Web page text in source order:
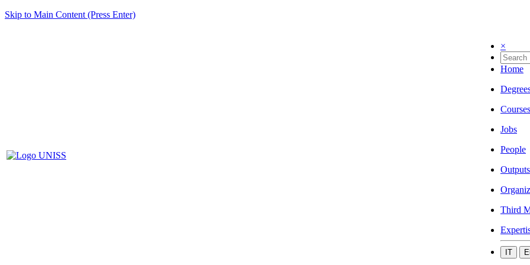
Skip to Main Content (Press Enter)
×
Home
Courses
Jobs
People
Outputs
Third
IT